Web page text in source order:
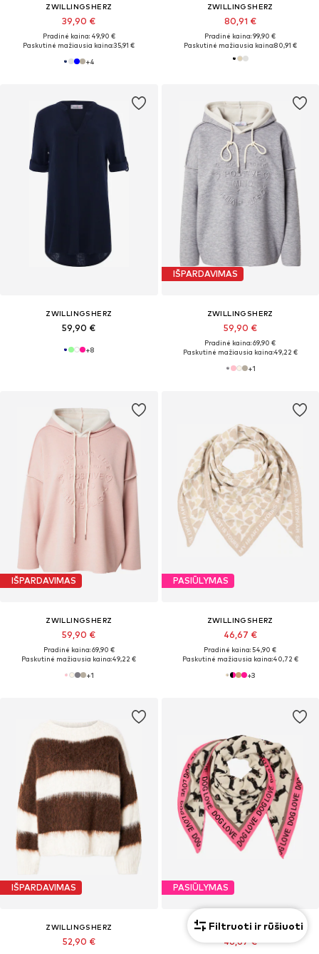
ZWILLINGSHERZ
39,90 €
Pradinė kaina: 49,90 €
Paskutinė mažiausia kaina:35,91 €
+4
ZWILLINGSHERZ
80,91 €
Pradinė kaina: 99,90 €
Paskutinė mažiausia kaina:80,91 €
ZWILLINGSHERZ
59,90 €
+8
IŠPARDAVIMAS
ZWILLINGSHERZ
59,90 €
Pradinė kaina: 69,90 €
Paskutinė mažiausia kaina:49,22 €
+1
IŠPARDAVIMAS
ZWILLINGSHERZ
59,90 €
Pradinė kaina: 69,90 €
Paskutinė mažiausia kaina:49,22 €
+1
PASIŪLYMAS
ZWILLINGSHERZ
46,67 €
Pradinė kaina: 54,90 €
Paskutinė mažiausia kaina:40,72 €
+3
IŠPARDAVIMAS
ZWILLINGSHERZ
52,90 €
PASIŪLYMAS
ZWILLINGSHERZ
46,67 €
Filtruoti ir rūšiuoti